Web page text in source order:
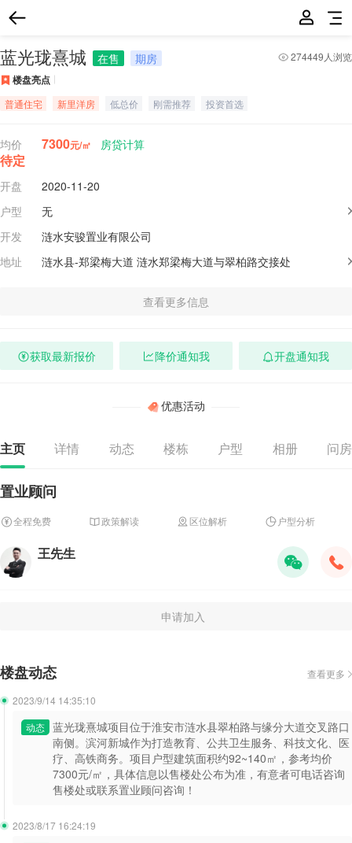
蓝光珑熹城 在售 期房 274449人浏览
楼盘亮点
普通住宅 新里洋房 低总价 刚需推荐 投资首选
均价 7300元/㎡ 房贷计算
待定
开盘
2020-11-20
户型
无
开发
涟水安骏置业有限公司
地址
涟水县-郑梁梅大道 涟水郑梁梅大道与翠柏路交接处
查看更多信息
获取最新报价 降价通知我 开盘通知我
优惠活动
主页 详情 动态 楼栋 户型 相册 问房
置业顾问
全程免费 政策解读 区位解析 户型分析
王先生
申请加入
楼盘动态 查看更多
2023/9/14 14:35:10
动态 蓝光珑熹城项目位于淮安市涟水县翠柏路与缘分大道交叉路口
南侧。滨河新城作为打造教育、公共卫生服务、科技文化、医
疗、高铁商务。项目户型建筑面积约92~140㎡，参考均价
7300元/㎡，具体信息以售楼处公布为准，有意者可电话咨询
售楼处或联系置业顾问咨询！
2023/8/17 16:24:19